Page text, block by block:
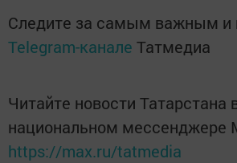
Следите за самым важным и
Telegram-канале Татмедиа
Читайте новости Татарстана
национальном мессенджере
https://max.ru/tatmedia